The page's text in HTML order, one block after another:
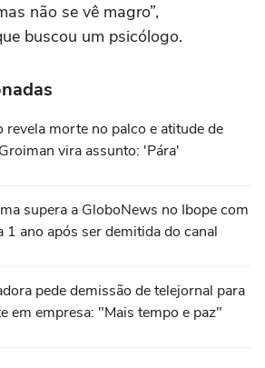
não se vê magro”,
buscou um psicólogo.
revela morte no palco e atitude de
vira assunto: 'Pára'
supera a GloboNews no Ibope com
1 ano após ser demitida do canal
pede demissão de telejornal para
em empresa: "Mais tempo e paz"